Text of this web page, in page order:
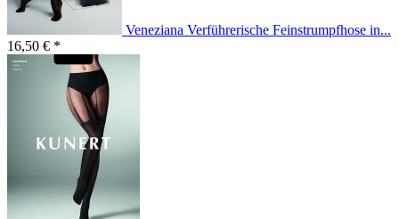
Veneziana Verführerische Feinstrumpfhose in...
16,50 € *